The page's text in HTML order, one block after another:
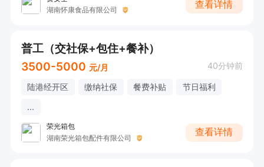
湖南怀康食品有限公司
查看详情
普工（交社保+包住+餐补）
3500-5000 元/月 40分钟前
陆港经开区 缴纳社保 餐费补贴
节日福利
...
荣光箱包
湖南荣光箱包配件有限公司
查看详情